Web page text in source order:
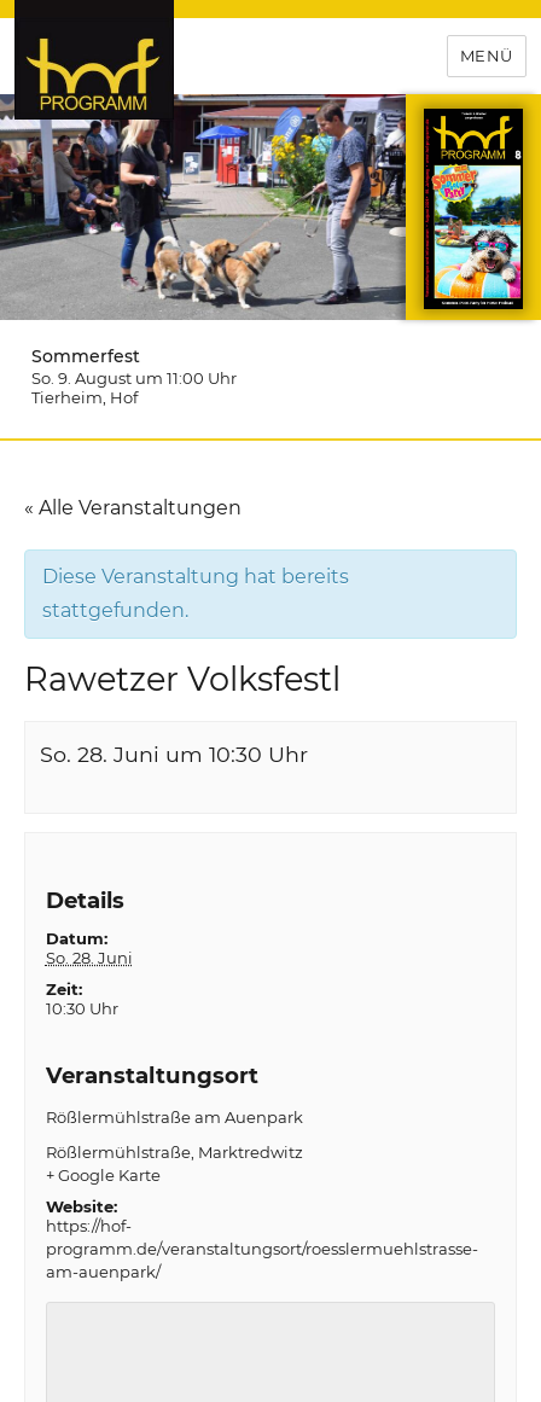
hof-programm – das
Veranstaltungsportal für
Hochfranken
MENÜ
Sommerfest
So. 9. August um 11:00 Uhr
Tierheim , Hof
« Alle Veranstaltungen
Diese Veranstaltung hat bereits
stattgefunden.
Rawetzer Volksfestl
So. 28. Juni um 10:30 Uhr
Details
Datum:
So. 28. Juni
Zeit:
10:30 Uhr
Veranstaltungsort
Rößlermühlstraße am Auenpark
Rößlermühlstraße Marktredwitz
+ Google Karte
Website:
https://hof-
programm.de/veranstaltungsort/roesslermuehlstrasse-
am-auenpark/